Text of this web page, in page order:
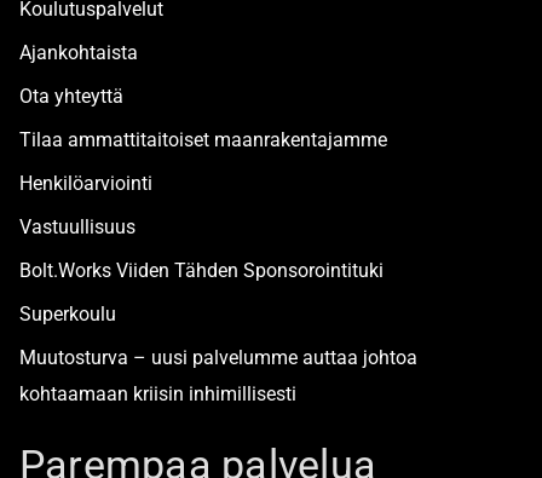
Koulutuspalvelut
Ajankohtaista
Ota yhteyttä
Tilaa ammattitaitoiset maanrakentajamme
Henkilöarviointi
Vastuullisuus
Bolt.Works Viiden Tähden Sponsorointituki
Superkoulu
Muutosturva – uusi palvelumme auttaa johtoa
kohtaamaan kriisin inhimillisesti
Parempaa palvelua